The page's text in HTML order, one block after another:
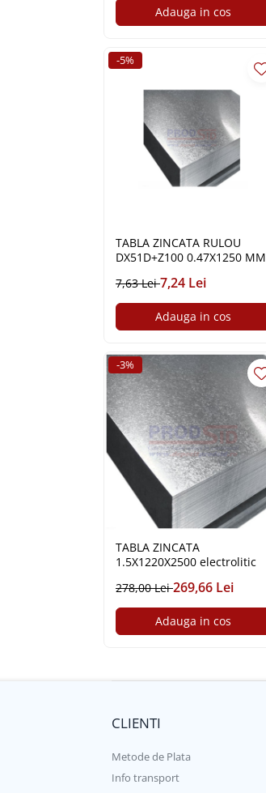
Adauga in cos
-5%
TABLA ZINCATA RULOU
DX51D+Z100 0.47X1250 MM
7,63 Lei7,24 Lei
Adauga in cos
-3%
TABLA ZINCATA
1.5X1220X2500 electrolitic
278,00 Lei269,66 Lei
Adauga in cos
CLIENTI
Metode de Plata
Info transport